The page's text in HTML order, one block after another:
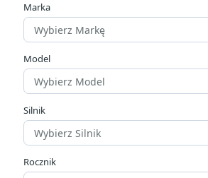
Marka
Model
Silnik
Rocznik